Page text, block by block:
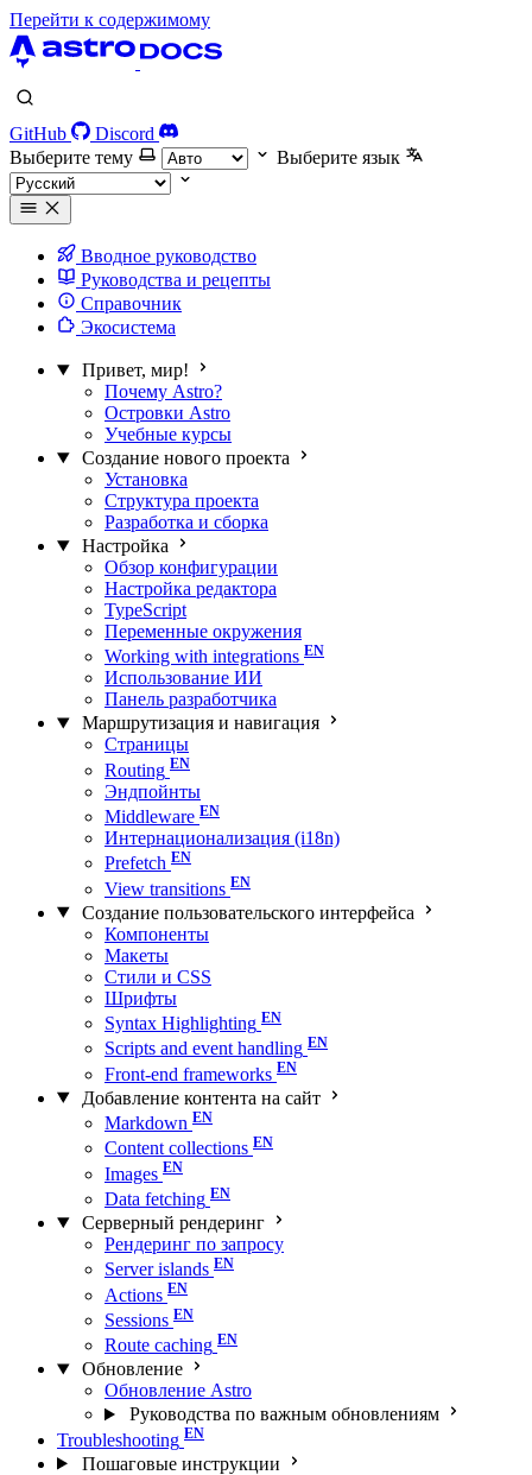
Перейти к содержимому
GitHub
Discord
Выберите тему
Выберите язык
Вводное руководство
Руководства и рецепты
Справочник
Экосистема
Привет, мир!
Почему Astro?
Островки Astro
Учебные курсы
Создание нового проекта
Установка
Структура проекта
Разработка и сборка
Настройка
Обзор конфигурации
Настройка редактора
TypeScript
Переменные окружения
Working with integrations
Использование ИИ
Панель разработчика
Маршрутизация и навигация
Страницы
Routing
Эндпойнты
Middleware
Интернационализация (i18n)
Prefetch
View transitions
Создание пользовательского интерфейса
Компоненты
Макеты
Стили и CSS
Шрифты
Syntax Highlighting
Scripts and event handling
Front-end frameworks
Добавление контента на сайт
Markdown
Content collections
Images
Data fetching
Серверный рендеринг
Рендеринг по запросу
Server islands
Actions
Sessions
Route caching
Обновление
Обновление Astro
Руководства по важным обновлениям
Troubleshooting
Пошаговые инструкции